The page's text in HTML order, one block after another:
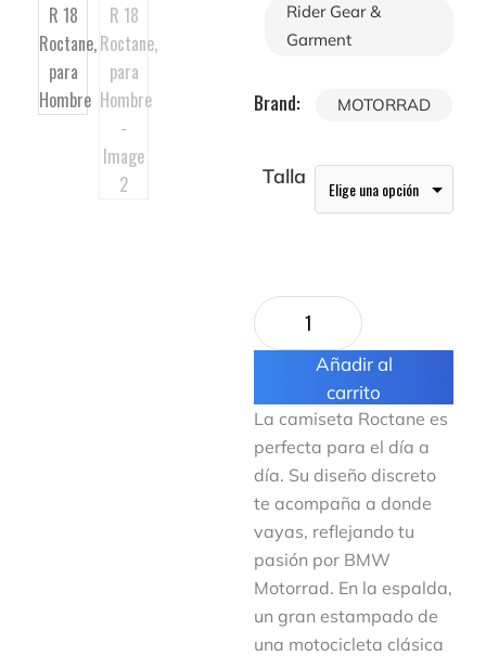
Rider Gear &
Garment
Brand: MOTORRAD
Talla
Añadir al
carrito
La camiseta Roctane es
perfecta para el día a
día. Su diseño discreto
te acompaña a donde
vayas, reflejando tu
pasión por BMW
Motorrad. En la espalda,
un gran estampado de
una motocicleta clásica